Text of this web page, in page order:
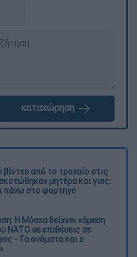
καταχώρηση
βίντεο από το τροχαίο στις
μητέρα και γιος:
πάνω στο φορτηγό
Η Μόσχα δείχνει «άμεση
ΝΑΤΟ σε επιθέσεις σε
- Τα ονόματα και ο